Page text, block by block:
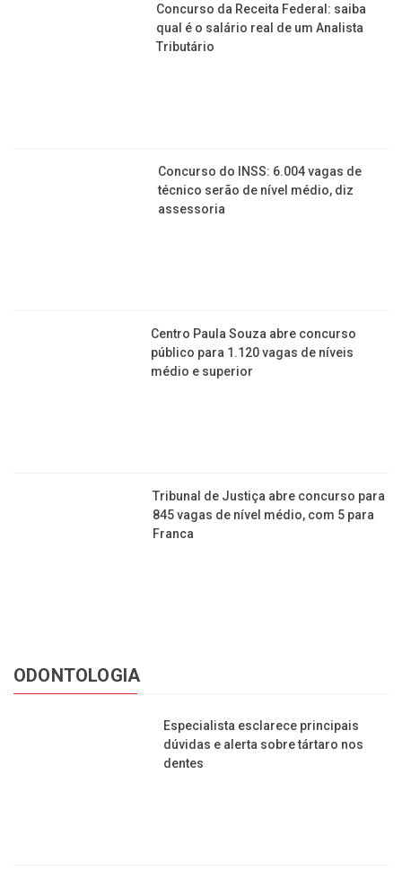
Concurso da Receita Federal: saiba
qual é o salário real de um Analista
Tributário
Concurso do INSS: 6.004 vagas de
técnico serão de nível médio, diz
assessoria
Centro Paula Souza abre concurso
público para 1.120 vagas de níveis
médio e superior
Tribunal de Justiça abre concurso para
845 vagas de nível médio, com 5 para
Franca
ODONTOLOGIA
Especialista esclarece principais
dúvidas e alerta sobre tártaro nos
dentes